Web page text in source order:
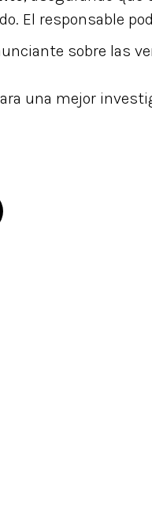
El responsable
sobre las
una mejor